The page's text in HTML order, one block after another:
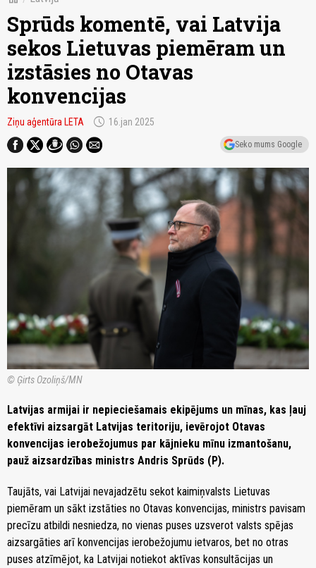
Sprūds komentē, vai Latvija
sekos Lietuvas piemēram un
izstāsies no Otavas
konvencijas
Ziņu aģentūra LETA schedule 16.jan 2025
Seko mums Google
© Ģirts Ozoliņš/MN
Latvijas armijai ir nepieciešamais ekipējums un mīnas, kas ļauj
efektīvi aizsargāt Latvijas teritoriju, ievērojot Otavas
konvencijas ierobežojumus par kājnieku mīnu izmantošanu,
pauž aizsardzības ministrs Andris Sprūds (P).
Taujāts, vai Latvijai nevajadzētu sekot kaimiņvalsts Lietuvas
piemēram un sākt izstāties no Otavas konvencijas, ministrs pavisam
precīzu atbildi nesniedza, no vienas puses uzsverot valsts spējas
aizsargāties arī konvencijas ierobežojumu ietvaros, bet no otras
puses atzīmējot, ka Latvijai notiekot aktīvas konsultācijas un